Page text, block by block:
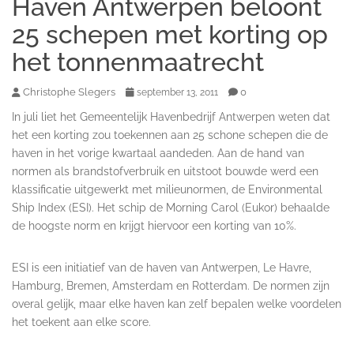
Haven Antwerpen beloont
25 schepen met korting op
het tonnenmaatrecht
Christophe Slegers september 13, 2011 0
In juli liet het Gemeentelijk Havenbedrijf Antwerpen weten dat
het een korting zou toekennen aan 25 schone schepen die de
haven in het vorige kwartaal aandeden. Aan de hand van
normen als brandstofverbruik en uitstoot bouwde werd een
klassificatie uitgewerkt met milieunormen, de Environmental
Ship Index (ESI). Het schip de Morning Carol (Eukor) behaalde
de hoogste norm en krijgt hiervoor een korting van 10%.
ESI is een initiatief van de haven van Antwerpen, Le Havre,
Hamburg, Bremen, Amsterdam en Rotterdam. De normen zijn
overal gelijk, maar elke haven kan zelf bepalen welke voordelen
het toekent aan elke score.